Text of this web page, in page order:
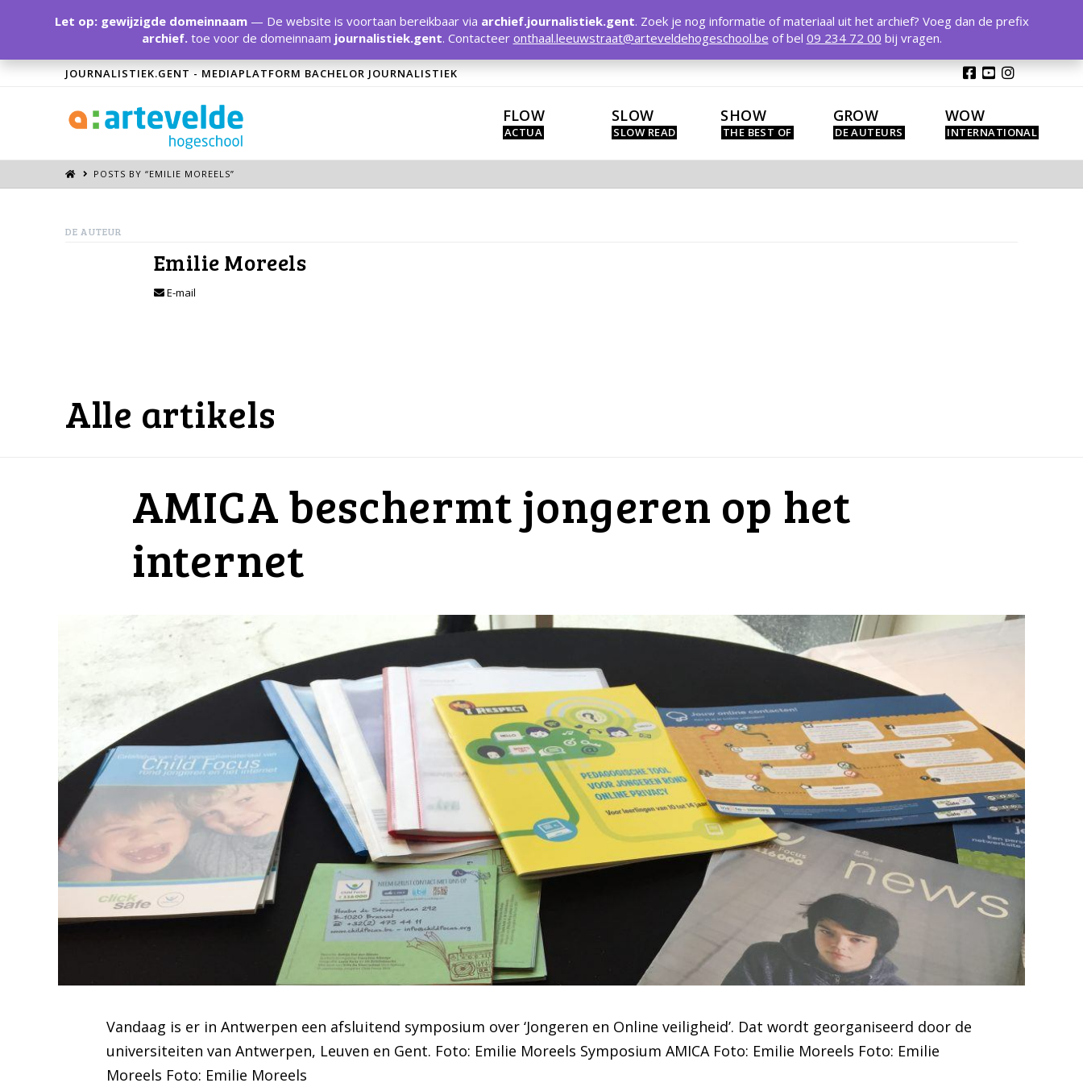
JOURNALISTIEK.GENT - MEDIAPLATFORM BACHELOR JOURNALISTIEK
FLOW SLOW SHOW GROW WOW
POSTS BY “EMILIE MOREELS”
DE AUTEUR
Emilie Moreels
E-mail
Alle artikels
AMICA beschermt jongeren op het
internet
Vandaag is er in Antwerpen een afsluitend symposium over ‘Jongeren en Online veiligheid’. Dat wordt georganiseerd door de
universiteiten van Antwerpen, Leuven en Gent. Foto: Emilie Moreels Symposium AMICA Foto: Emilie Moreels Foto: Emilie
Moreels Foto: Emilie Moreels
Let op: gewijzigde domeinnaam— De website is voortaan bereikbaar via archief.journalistiek.gent. Zoek je nog informatie of materiaal uit het archief? Voeg dan de prefix
archief.toe voor de domeinnaam journalistiek.gent. Contacteer onthaal.leeuwstraat@arteveldehogeschool.be of bel 09 234 72 00 bij vragen.